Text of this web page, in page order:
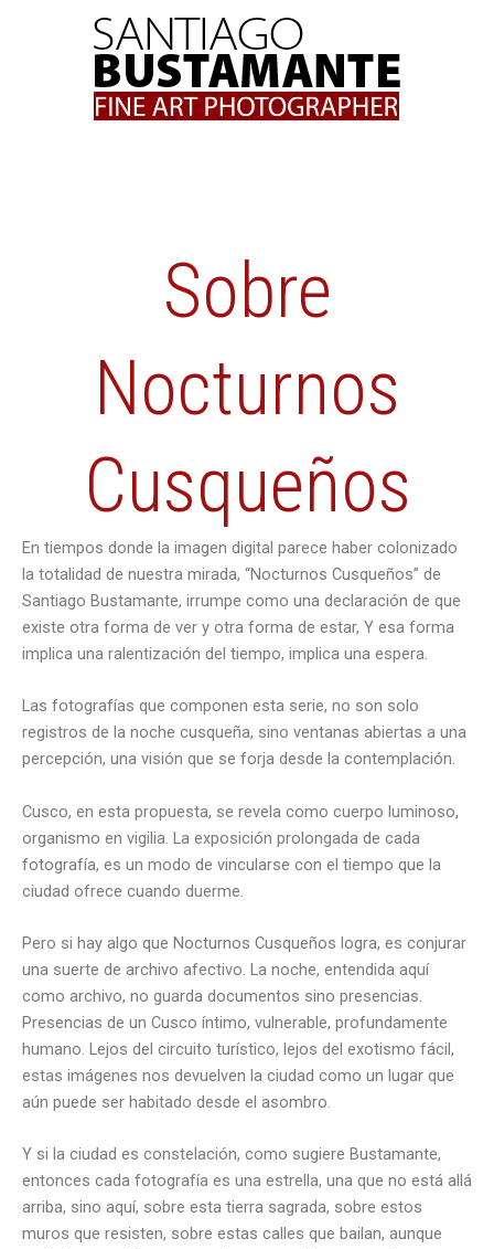
Sobre
Nocturnos
Cusqueños
En tiempos donde la imagen digital parece haber colonizado
la totalidad de nuestra mirada, “Nocturnos Cusqueños” de
Santiago Bustamante, irrumpe como una declaración de que
existe otra forma de ver y otra forma de estar, Y esa forma
implica una ralentización del tiempo, implica una espera.
Las fotografías que componen esta serie, no son solo
registros de la noche cusqueña, sino ventanas abiertas a una
percepción, una visión que se forja desde la contemplación.
Cusco, en esta propuesta, se revela como cuerpo luminoso,
organismo en vigilia. La exposición prolongada de cada
fotografía, es un modo de vincularse con el tiempo que la
ciudad ofrece cuando duerme.
Pero si hay algo que Nocturnos Cusqueños logra, es conjurar
una suerte de archivo afectivo. La noche, entendida aquí
como archivo, no guarda documentos sino presencias.
Presencias de un Cusco íntimo, vulnerable, profundamente
humano. Lejos del circuito turístico, lejos del exotismo fácil,
estas imágenes nos devuelven la ciudad como un lugar que
aún puede ser habitado desde el asombro.
Y si la ciudad es constelación, como sugiere Bustamante,
entonces cada fotografía es una estrella, una que no está allá
arriba, sino aquí, sobre esta tierra sagrada, sobre estos
muros que resisten, sobre estas calles que bailan, aunque